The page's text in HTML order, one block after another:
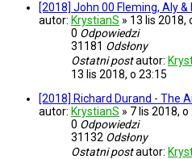
[2018] John 00 Fleming, Aly
autor: KrystianS » 13 lis 2018,
0 Odpowiedzi
31181 Odsłony
Ostatni postautor:
13 lis 2018, o 23:15
[2018] Richard Durand - The
autor: KrystianS » 7 lis 2018, o
0 Odpowiedzi
31132 Odsłony
Ostatni postautor: